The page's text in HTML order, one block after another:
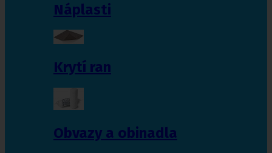
Náplasti
Krytí ran
Obvazy a obinadla